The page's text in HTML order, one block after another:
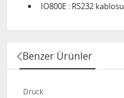
IO800E : RS232 kablosu
Benzer Ürünler
Druck